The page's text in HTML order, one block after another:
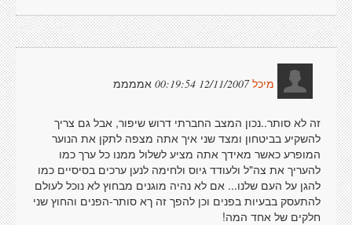
מיכל12/11/2007 00:19:54 אממממ
זה לא סותר..נכון המצב החברתי דרוש שיפור, אבל גם צריך
להשקיע בביטחון ומצד שני איך אתה מצפה לתקן את הנוער
המופרע כאשר מאידך אתה מציע לשלול ממנו כל ערך כמו
להעריך את צה"ל ולעודד גיוס ולחימה לנען ערכים בסיסיים כמו
להגן על העם שלנו... אם לא נהיה מוגנים מבחוץ לא נוכל לעולם
להתעסק בבעיות בפנים וכן להפך זה ךא סותר-הפנים והחוץ שני
חלקים של אחד המה!